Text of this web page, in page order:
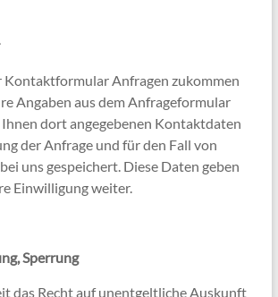
Kontaktformular Anfragen zukommen
Angaben aus dem Anfrageformular
dort angegebenen Kontaktdaten
der Anfrage und für den Fall von
uns gespeichert. Diese Daten geben
Einwilligung weiter.
Sperrung
das Recht auf unentgeltliche Auskunft